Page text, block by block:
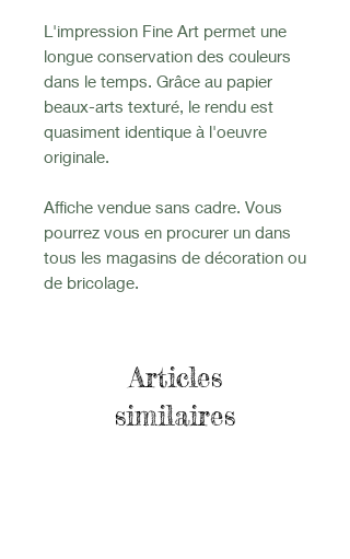
L'impression Fine Art permet une
longue conservation des couleurs
dans le temps. Grâce au papier
beaux-arts texturé, le rendu est
quasiment identique à l'oeuvre
originale.
Affiche vendue sans cadre. Vous
pourrez vous en procurer un dans
tous les magasins de décoration ou
de bricolage.
Articles
similaires